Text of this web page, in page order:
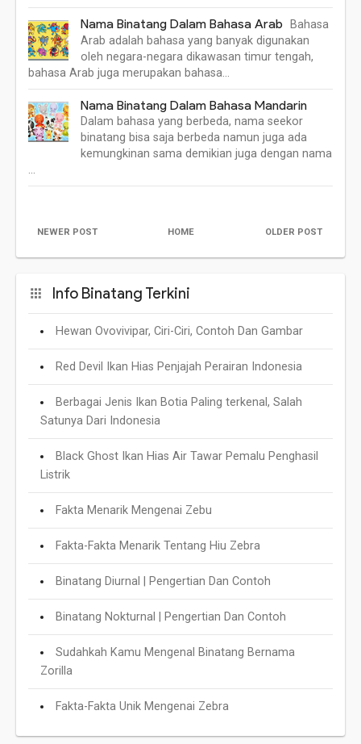
Nama Binatang Dalam Bahasa Arab
Bahasa
Arab adalah bahasa yang banyak digunakan
oleh negara-negara dikawasan timur tengah,
bahasa Arab juga merupakan bahasa…
Nama Binatang Dalam Bahasa Mandarin
Dalam bahasa yang berbeda, nama seekor
binatang bisa saja berbeda namun juga ada
kemungkinan sama demikian juga dengan nama
…
NEWER POST OLDER POST
HOME
Info Binatang Terkini
Hewan Ovovivipar, Ciri-Ciri, Contoh Dan Gambar
Red Devil Ikan Hias Penjajah Perairan Indonesia
Berbagai Jenis Ikan Botia Paling terkenal, Salah
Satunya Dari Indonesia
Black Ghost Ikan Hias Air Tawar Pemalu Penghasil
Listrik
Fakta Menarik Mengenai Zebu
Fakta-Fakta Menarik Tentang Hiu Zebra
Binatang Diurnal | Pengertian Dan Contoh
Binatang Nokturnal | Pengertian Dan Contoh
Sudahkah Kamu Mengenal Binatang Bernama
Zorilla
Fakta-Fakta Unik Mengenai Zebra